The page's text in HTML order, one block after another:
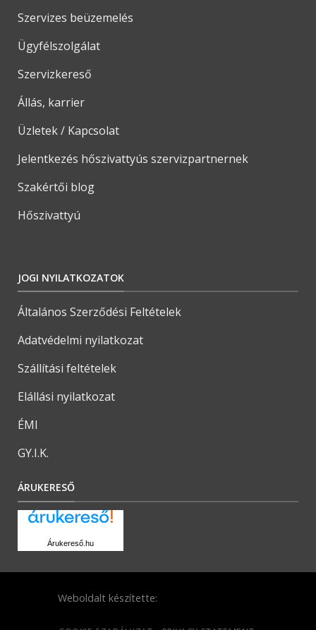
Szervizes beüzemelés
Ügyfélszolgálat
Szervizkereső
Állás, karrier
Üzletek / Kapcsolat
Jelentkezés hőszivattyús szervizpartnernek
Szakértői blog
Hőszivattyú
JOGI NYILATKOZATOK
Általános Szerződési Feltételek
Adatvédelmi nyilatkozat
Szállítási feltételek
Elállási nyilatkozat
ÉMI
GY.I.K.
ÁRUKERESŐ
Árukereső.hu
Weboldalt készítette: